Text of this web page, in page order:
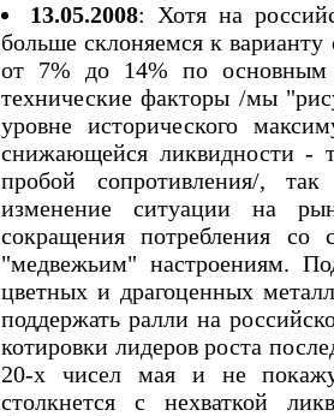
13.05.2008: Хотя на
больше склоняемся к варианту
от 7% до 14% по основным
технические факторы /мы
уровне исторического
снижающейся ликвидности -
пробой сопротивления/,
изменение ситуации на
сокращения потребления со
"медвежьим" настроениям.
цветных и драгоценных
поддержать ралли на
котировки лидеров роста
20-х чисел мая и не
столкнется с нехваткой